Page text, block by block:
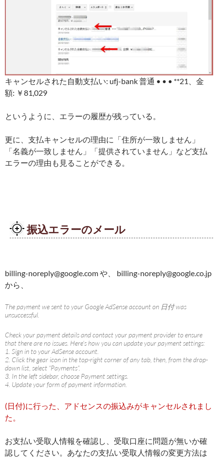
キャンセルされた自動支払い: ufj-bank 普通 • • • **21、金
額: ￥81,029
というように、エラーの履歴が残っている。
更に、支払キャンセルの理由に「住所が一致しません」
「名義が一致しません」「提供されていません」など支払
エラーの理由も見ることができる。
振込エラーのメール
billing-noreply@google.com や、 billing-noreply@google.co.jp
から、
The payment we sent to your Google AdSense account on 日付 was
unsuccessful.
Check your payment details and contact your payment provider to ensure
that there are no issues. Here’s how you can update your payment settings:
1. Sign in to your AdSense account.
2. Click the gear icon in the top-right corner of any tab, then, from the drop-
down list, select “Payments”.
3. In the left sidebar, choose Payment settings.
4. Update your form of payment information.
(日付)に行った、アドセンスの振込みがキャンセルされまし
た。
お支払い受取人情報を確認し、受取口座に問題が無いか確
認してください。あなたの支払い受取人情報の変更方法は